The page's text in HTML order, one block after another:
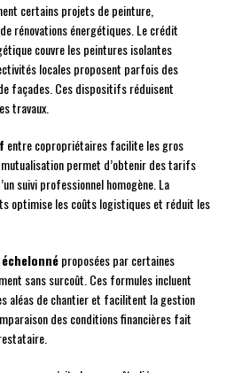
certains projets de peinture,
rénovations énergétiques. Le crédit
couvre les peintures isolantes
locales proposent parfois des
façades. Ces dispositifs réduisent
travaux.
entre copropriétaires facilite les gros
permet d’obtenir des tarifs
suivi professionnel homogène. La
optimise les coûts logistiques et réduit les
proposées par certaines
sans surcoût. Ces formules incluent
aléas de chantier et facilitent la gestion
des conditions financières fait